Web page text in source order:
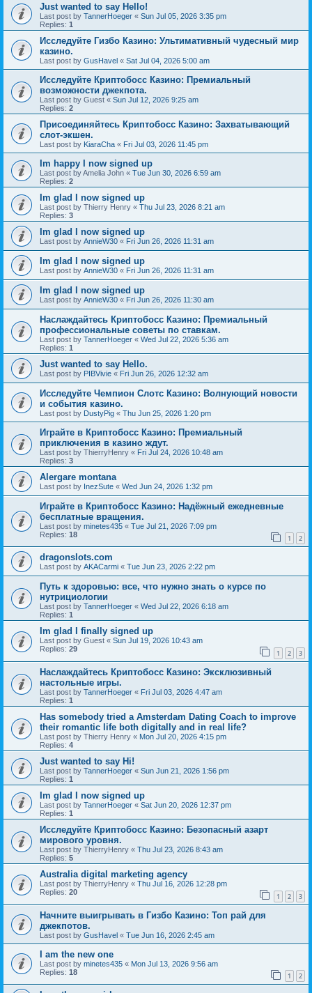
Just wanted to say Hello!
Last post by TannerHoeger « Sun Jul 05, 2026 3:35 pm
Replies: 1
Исследуйте Гизбо Казино: Ультимативный чудесный мир
казино.
Last post by GusHavel « Sat Jul 04, 2026 5:00 am
Исследуйте Криптобосс Казино: Премиальный
возможности джекпота.
Last post by Guest « Sun Jul 12, 2026 9:25 am
Replies: 2
Присоединяйтесь Криптобосс Казино: Захватывающий
слот-экшен.
Last post by KiaraCha « Fri Jul 03, 2026 11:45 pm
Im happy I now signed up
Last post byAmelia John « Tue Jun 30, 2026 6:59 am
Replies: 2
Im glad I now signed up
Last post by Thierry Henry « Thu Jul 23, 2026 8:21 am
Replies: 3
Im glad I now signed up
Last post by AnnieW30 « Fri Jun 26, 2026 11:31 am
Im glad I now signed up
Last post by AnnieW30 « Fri Jun 26, 2026 11:31 am
Im glad I now signed up
Last post by AnnieW30 « Fri Jun 26, 2026 11:30 am
Наслаждайтесь Криптобосс Казино: Премиальный
профессиональные советы по ставкам.
Last post by TannerHoeger « Wed Jul 22, 2026 5:36 am
Replies: 1
Just wanted to say Hello.
Last post by PIBVivie « Fri Jun 26, 2026 12:32 am
Исследуйте Чемпион Слотс Казино: Волнующий новости
и события казино.
Last post by DustyPig « Thu Jun 25, 2026 1:20 pm
Играйте в Криптобосс Казино: Премиальный
приключения в казино ждут.
Last post by ThierryHenry « Fri Jul 24, 2026 10:48 am
Replies: 3
Alergare montana
Last post by InezSute « Wed Jun 24, 2026 1:32 pm
Играйте в Криптобосс Казино: Надёжный ежедневные
бесплатные вращения.
Last post by minetes435 « Tue Jul 21, 2026 7:09 pm
Replies: 18 1 2
dragonslots.com
Last post by AKACarmi « Tue Jun 23, 2026 2:22 pm
Путь к здоровью: все, что нужно знать о курсе по
нутрициологии
Last post by TannerHoeger « Wed Jul 22, 2026 6:18 am
Replies: 1
Im glad I finally signed up
Last post by Guest « Sun Jul 19, 2026 10:43 am
Replies: 29 1 2 3
Наслаждайтесь Криптобосс Казино: Эксклюзивный
настольные игры.
Last post by TannerHoeger « Fri Jul 03, 2026 4:47 am
Replies: 1
Has somebody tried a Amsterdam Dating Coach to improve
their romantic life both digitally and in real life?
Last post by Thierry Henry « Mon Jul 20, 2026 4:15 pm
Replies: 4
Just wanted to say Hi!
Last post by TannerHoeger « Sun Jun 21, 2026 1:56 pm
Replies: 1
Im glad I now signed up
Last post by TannerHoeger « Sat Jun 20, 2026 12:37 pm
Replies: 1
Исследуйте Криптобосс Казино: Безопасный азарт
мирового уровня.
Last post by ThierryHenry « Thu Jul 23, 2026 8:43 am
Replies: 5
Australia digital marketing agency
Last post by ThierryHenry « Thu Jul 16, 2026 12:28 pm
Replies: 20 1 2 3
Начните выигрывать в Гизбо Казино: Топ рай для
джекпотов.
Last post by GusHavel « Tue Jun 16, 2026 2:45 am
I am the new one
Last post by minetes435 « Mon Jul 13, 2026 9:56 am
Replies: 18 1 2